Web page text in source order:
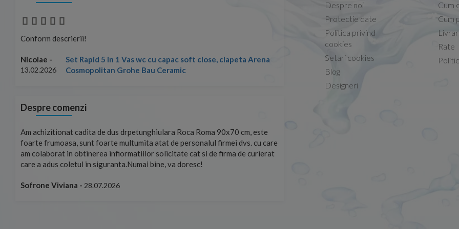
Conform descrierii!
Nicolae -
13.02.2026
Set Rapid 5 in 1 Vas wc cu capac soft close, clapeta Arena
Cosmopolitan Grohe Bau Ceramic
Conform descrierii!
13.02.2026
Despre comenzi
Am achizitionat cadita de dus drpetunghiulara Roca Roma 90x70 cm, este
foarte frumoasa, sunt foarte multumita atat de personalul firmei dvs. cu care
am colaborat in obtinerea infiormatiilor solicitate cat si de firma de curierat
care a adus coletul in siguranta.Numai bine, va doresc!
Sofrone Viviana - 28.07.2026
Despre noi
Protectie date
Politica privind
cookies
Setari cookies
Blog
Designeri
Cum
Cum
Rate